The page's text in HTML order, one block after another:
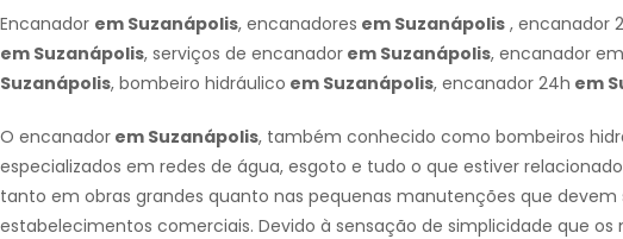
Encanador em Suzanápolis, encanadores em Suzanápolis , encanador
em Suzanápolis, serviços de encanador em Suzanápolis, encanador
Suzanápolis, bombeiro hidráulico em Suzanápolis, encanador 24h em
O encanador em Suzanápolis, também conhecido como bombeiros
especializados em redes de água, esgoto e tudo o que estiver
tanto em obras grandes quanto nas pequenas manutenções que
estabelecimentos comerciais. Devido à sensação de simplicidade que